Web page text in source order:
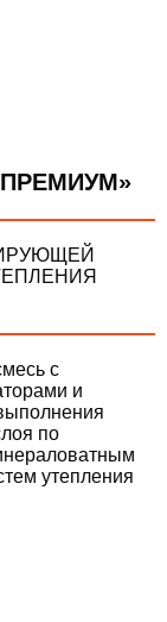
с
и
по
утепления